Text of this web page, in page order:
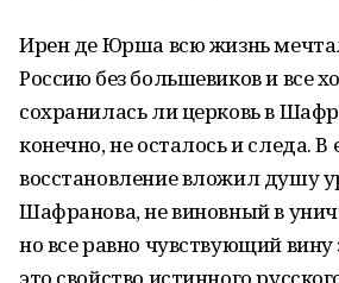
Ирен де Юрша всю жизнь
Россию без большевиков и все
сохранилась ли церковь в
конечно, не осталось и следа. В
восстановление вложил душу
Шафранова, не виновный в
но все равно чувствующий